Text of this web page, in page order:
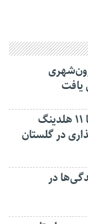
استاندار: بابک زنجانی با ۱۱ هلدینگ
در گلستان
در